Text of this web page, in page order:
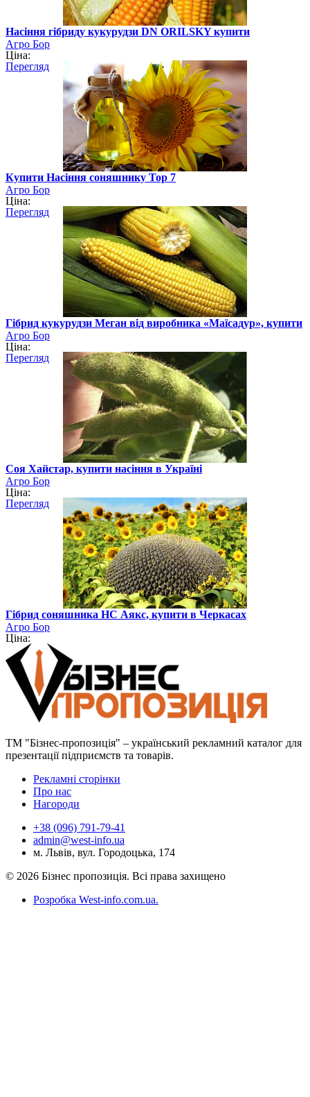
Насіння гібриду кукурудзи DN ORILSKY купити
Агро Бор
Ціна:
Перегляд
Купити Насіння соняшнику Тор 7
Агро Бор
Ціна:
Перегляд
Гібрид кукурудзи Меган від виробника «Маїсадур», купити
Агро Бор
Ціна:
Перегляд
Соя Хайстар, купити насіння в Україні
Агро Бор
Ціна:
Перегляд
Гібрид соняшника НС Аякс, купити в Черкасах
Агро Бор
Ціна:
ТМ "Бізнес-пропозиція" – український рекламний каталог для
презентації підприємств та товарів.
Рекламні сторінки
Про нас
Нагороди
+38 (096) 791-79-41
admin@west-info.ua
м. Львів, вул. Городоцька, 174
© 2026 Бізнес пропозиція. Всі права захищено
Розробка West-info.com.ua.